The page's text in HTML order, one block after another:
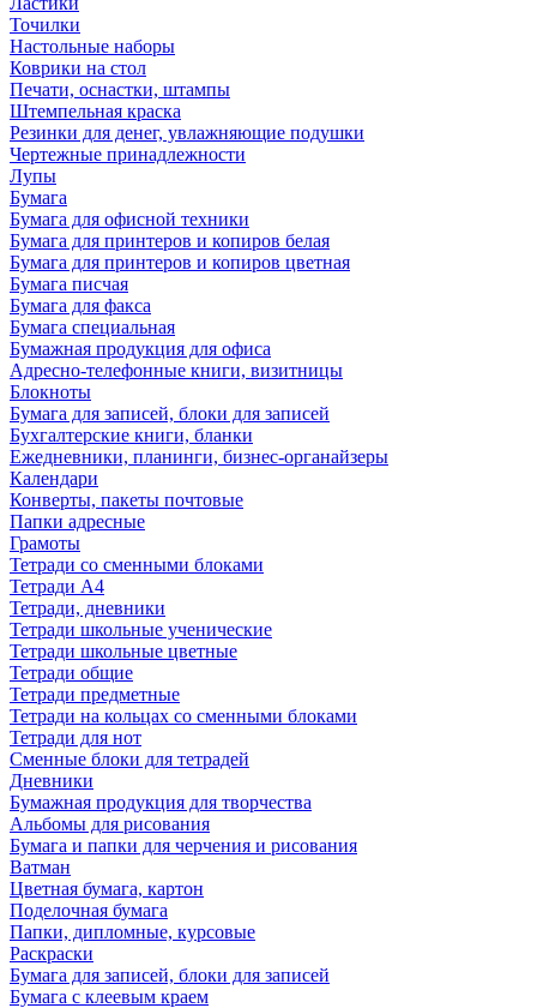
Точилки
Настольные наборы
Коврики на стол
Печати, оснастки, штампы
Штемпельная краска
Резинки для денег, увлажняющие подушки
Чертежные принадлежности
Лупы
Бумага
Бумага для офисной техники
Бумага для принтеров и копиров белая
Бумага для принтеров и копиров цветная
Бумага писчая
Бумага для факса
Бумага специальная
Бумажная продукция для офиса
Адресно-телефонные книги, визитницы
Блокноты
Бумага для записей, блоки для записей
Бухгалтерские книги, бланки
Ежедневники, планинги, бизнес-органайзеры
Календари
Конверты, пакеты почтовые
Папки адресные
Грамоты
Тетради со сменными блоками
Тетради А4
Тетради, дневники
Тетради школьные ученические
Тетради школьные цветные
Тетради общие
Тетради предметные
Тетради на кольцах со сменными блоками
Тетради для нот
Сменные блоки для тетрадей
Дневники
Бумажная продукция для творчества
Альбомы для рисования
Бумага и папки для черчения и рисования
Ватман
Цветная бумага, картон
Поделочная бумага
Папки, дипломные, курсовые
Раскраски
Бумага для записей, блоки для записей
Бумага с клеевым краем